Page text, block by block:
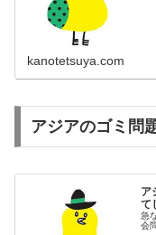
kanotetsuya.com
アジアのゴミ問
ア
て
急
会